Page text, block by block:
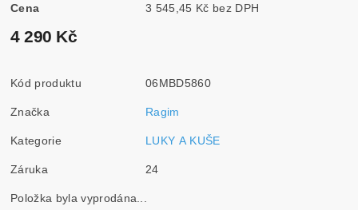
Cena 3 545,45 Kč bez DPH
4 290 Kč
Kód produktu 06MBD5860
Značka Ragim
Kategorie LUKY A KUŠE
Záruka 24
Položka byla vyprodána...